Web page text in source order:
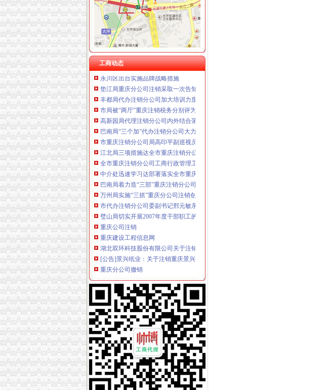
工商动态
全市代理注销分公司区县局信用信息化岗位大练抽考和竞赛正式开考
高新区局围绕“三项重点工作、两项突破工作”代办注销分公司谋划2007年工作
国家工商总局市重庆注销税务场司领导到观音桥农贸市场视察工作
万州局重庆分公司注销全力服务地方经济
北碚局代理注销分公司缙云工商所五项措施推进工商所12315分类监管平台应用
永川局重庆分公司注销扎实开展2007红盾护农行动
永川区出台实施品牌战略措施
垫江局重庆分公司注销采取一次告知措施提高年检效率
丰都局代办注销分公司加大培训力度着力提高队伍素质
市局被“两厅”重庆注销税务分别评为2006年度督查工作先进单位和先进集体
高新园局代理注销分公司内外结合落实流动人口计划生育管理工作
巴南局“三个加”代办注销分公司大力实施消费安全放心工程
市重庆注销分公司局高印平副巡视员到渝北局检查指导工作
江北局三项措施达全市重庆注销分公司工商工作会议精
全市重庆注销分公司工商行政管理工作会议隆重召开
中介处迅速学习达部署落实全市重庆分公司注销工商工作会议精
巴南局着力造“三部”重庆注销分公司化办公室工作
万州局实施“三抓”重庆分公司注销创新消费维权方式
市代办注销分公司委副书记邢元敏亲切接见市工商局团总支等全国五四红旗团组织代表
璧山局切实开展2007年度干部职工的重庆注销税务教育培训工作
重庆公司注销
重庆建设工程信息网
湖北双环科技股份有限公司关于注销四级子公司重庆索银桥氯酸盐有
[公告]景兴纸业：关于注销重庆景兴包装有限公司立人资格的公告-
重庆分公司撤销
新世纪（002280）撤销子公司1000万元_股票频道_同花顺财经
TCL手机渠道大变革取消分公司倚重经销商-企业动态
日本钢子公司被取消“日本工业规格”认证_国际新闻_大众网
代理注销分公司
公司注销_北京公司注销_公司注销流程_北京公司注销代理
【58同城】汕头公司注销服务_公司注销代理_公司注销费用
关于分公司注销办理程序和手续_重庆市公开信箱
代办注销分公司
【图】公司执照被吊销了会怎样用不用转为注销专业代办_北京公司注
代办公司注销|公司注册|代理记账-江西鑫源税务师事务所有限责任公司
代办北京公司注销吊销转注销分公司注销外资公司注销-吊销转注销-